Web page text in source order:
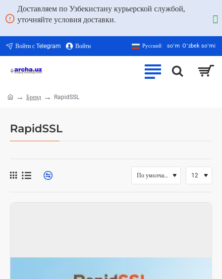
Доставляем по Узбекистану курьерской службой,
уточняйте условия доставки.
Войти с Telegram Войти Русский soʻm Oʻzbek soʻmi
RapidSSL
Бренд RapidSSL